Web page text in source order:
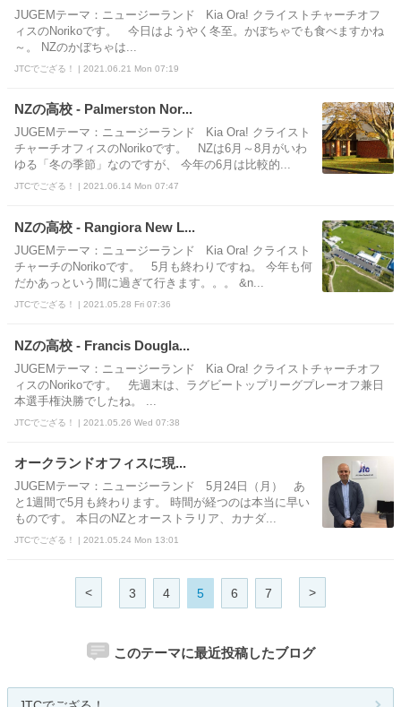
JUGEMテーマ：ニュージーランド Kia Ora! クライストチャーチオフ
ィスのNorikoです。 今日はようやく冬至。かぼちゃでも食べますかね
～。 NZのかぼちゃは...
JTCでござる！ | 2021.06.21 Mon 07:19
NZの高校 - Palmerston Nor...
JUGEMテーマ：ニュージーランド Kia Ora! クライスト
チャーチオフィスのNorikoです。 NZは6月～8月がいわ
ゆる「冬の季節」なのですが、 今年の6月は比較的...
JTCでござる！ | 2021.06.14 Mon 07:47
NZの高校 - Rangiora New L...
JUGEMテーマ：ニュージーランド Kia Ora! クライスト
チャーチのNorikoです。 5月も終わりですね。 今年も何
だかあっという間に過ぎて行きます。。。 &n...
JTCでござる！ | 2021.05.28 Fri 07:36
NZの高校 - Francis Dougla...
JUGEMテーマ：ニュージーランド Kia Ora! クライストチャーチオフ
ィスのNorikoです。 先週末は、ラグビートップリーグプレーオフ兼日
本選手権決勝でしたね。 ...
JTCでござる！ | 2021.05.26 Wed 07:38
オークランドオフィスに現...
JUGEMテーマ：ニュージーランド 5月24日（月） あ
と1週間で5月も終わります。 時間が経つのは本当に早い
ものです。 本日のNZとオーストラリア、カナダ...
JTCでござる！ | 2021.05.24 Mon 13:01
< 3 4 5 6 7 >
このテーマに最近投稿したブログ